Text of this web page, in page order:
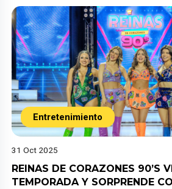
Entretenimiento
31 Oct 2025
REINAS DE CORAZONES 90’S
TEMPORADA Y SORPRENDE